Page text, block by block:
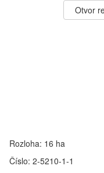
Otvor
Rozloha: 16 ha
Číslo:2-5210-1-1